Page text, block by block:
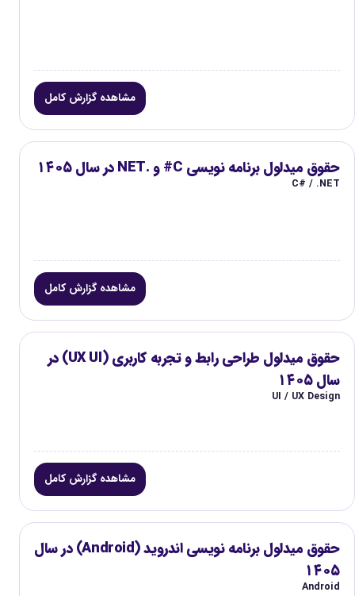
مشاهده گزارش کامل
حقوق میدلول برنامه نویسی C# و .NET در سال ۱۴۰۵
C# / .NET
مشاهده گزارش کامل
حقوق میدلول طراحی رابط و تجربه کاربری (UX UI) در
سال ۱۴۰۵
UI / UX Design
مشاهده گزارش کامل
حقوق میدلول برنامه نویسی اندروید (Android) در سال
۱۴۰۵
Android